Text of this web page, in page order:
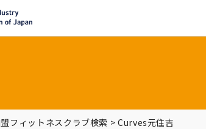
フィットネスクラブ検索 >Curves元住吉